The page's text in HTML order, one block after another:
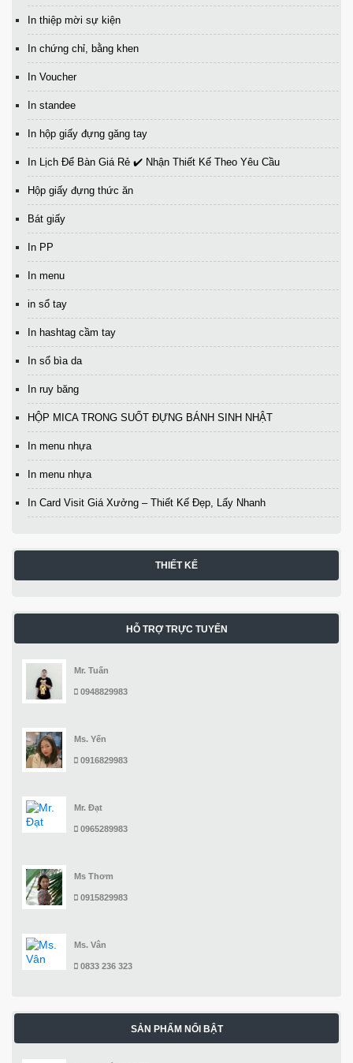
In thiệp mời sự kiện
In chứng chỉ, bằng khen
In Voucher
In standee
In hộp giấy đựng găng tay
In Lịch Để Bàn Giá Rẻ ✔️ Nhận Thiết Kế Theo Yêu Cầu
Hộp giấy đựng thức ăn
Bát giấy
In PP
In menu
in sổ tay
In hashtag cầm tay
In sổ bìa da
In ruy băng
HỘP MICA TRONG SUỐT ĐỰNG BÁNH SINH NHẬT
In menu nhựa
In menu nhựa
In Card Visit Giá Xưởng – Thiết Kế Đẹp, Lấy Nhanh
THIẾT KẾ
HỖ TRỢ TRỰC TUYẾN
Mr. Tuấn
0948829983
Ms. Yến
0916829983
Mr. Đạt
0965289983
Ms Thơm
0915829983
Ms. Vân
0833 236 323
SẢN PHẨM NỔI BẬT